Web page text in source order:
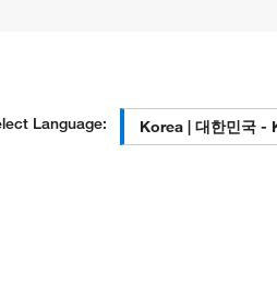
Language: